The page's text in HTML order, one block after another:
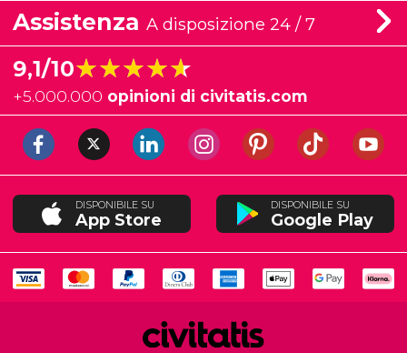
Assistenza A disposizione 24 / 7
9,1/10★★★★★
★★★★★
+5.000.000 opinioni di civitatis.com
DISPONIBILE SU
App Store
DISPONIBILE SU
Google Play